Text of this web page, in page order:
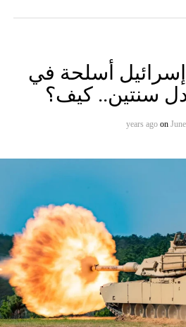
أسلحة في
سنتين.. كيف؟
on